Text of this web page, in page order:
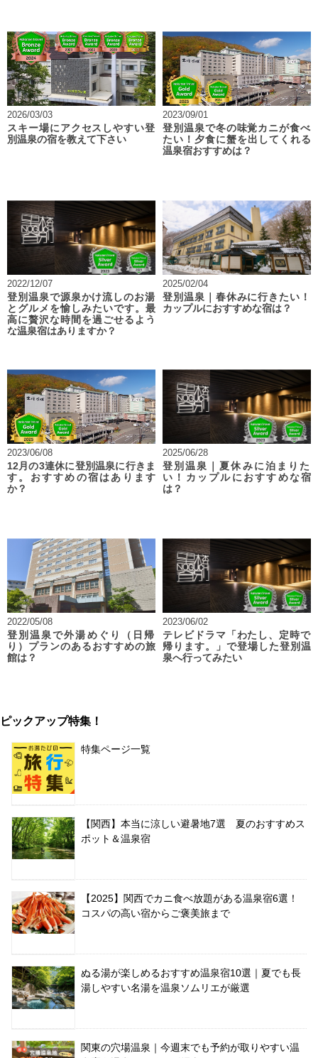
2026/03/03
スキー場にアクセスしやすい登
別温泉の宿を教えて下さい
2023/09/01
登別温泉で冬の味覚カニが食べ
たい！夕食に蟹を出してくれる
温泉宿おすすめは？
2022/12/07
登別温泉で源泉かけ流しのお湯
とグルメを愉しみたいです。最
高に贅沢な時間を過ごせるよう
な温泉宿はありますか？
2025/02/04
登別温泉｜春休みに行きたい！
カップルにおすすめな宿は？
2023/06/08
12月の3連休に登別温泉に行きま
す。おすすめの宿はあります
か？
2025/06/28
登別温泉｜夏休みに泊まりた
い！カップルにおすすめな宿
は？
2022/05/08
登別温泉で外湯めぐり（日帰
り）プランのあるおすすめの旅
館は？
2023/06/02
テレビドラマ「わたし、定時で
帰ります。」で登場した登別温
泉へ行ってみたい
ピックアップ特集！
特集ページ一覧
【関西】本当に涼しい避暑地7選 夏のおすすめス
ポット＆温泉宿
【2025】関西でカニ食べ放題がある温泉宿6選！
コスパの高い宿からご褒美旅まで
ぬる湯が楽しめるおすすめ温泉宿10選｜夏でも長
湯しやすい名湯を温泉ソムリエが厳選
関東の穴場温泉｜今週末でも予約が取りやすい温